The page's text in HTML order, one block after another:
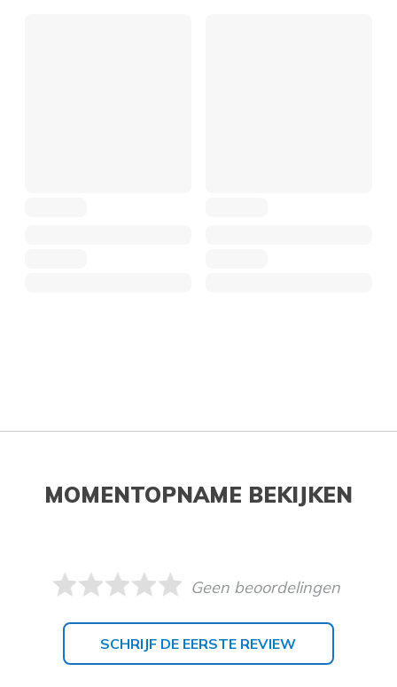
MOMENTOPNAME BEKIJKEN
Geen beoordelingen
SCHRIJF DE EERSTE REVIEW